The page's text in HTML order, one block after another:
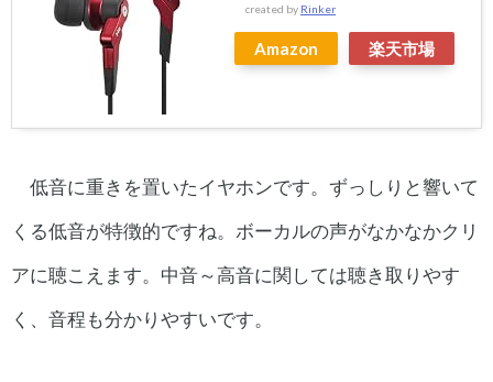
created by Rinker
Amazon 楽天市場
低音に重きを置いたイヤホンです。ずっしりと響いて
くる低音が特徴的ですね。ボーカルの声がなかなかクリ
アに聴こえます。中音～高音に関しては聴き取りやす
く、音程も分かりやすいです。